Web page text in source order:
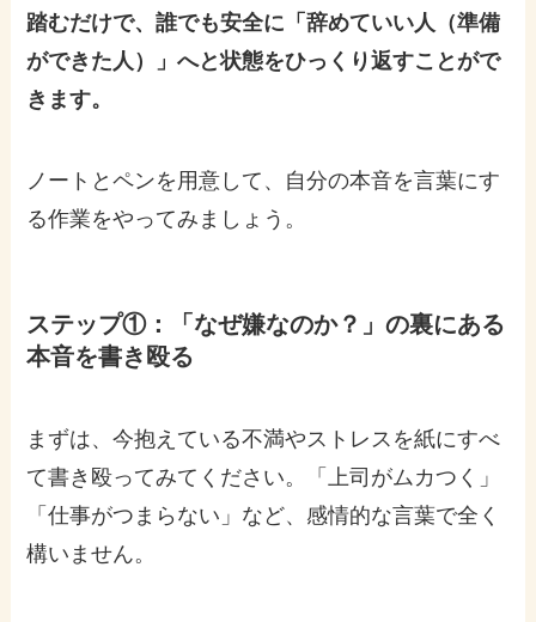
踏むだけで、誰でも安全に「辞めていい人（準備
ができた人）」へと状態をひっくり返すことがで
きます。
ノートとペンを用意して、自分の本音を言葉にす
る作業をやってみましょう。
ステップ①：「なぜ嫌なのか？」の裏にある
本音を書き殴る
まずは、今抱えている不満やストレスを紙にすべ
て書き殴ってみてください。「上司がムカつく」
「仕事がつまらない」など、感情的な言葉で全く
構いません。